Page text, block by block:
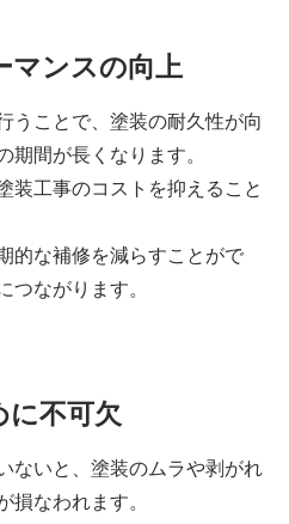
マンスの向上
うことで、塗装の耐久性が向
期間が長くなります。
装工事のコストを抑えること
的な補修を減らすことがで
つながります。
に不可欠
ないと、塗装のムラや剥がれ
損なわれます。